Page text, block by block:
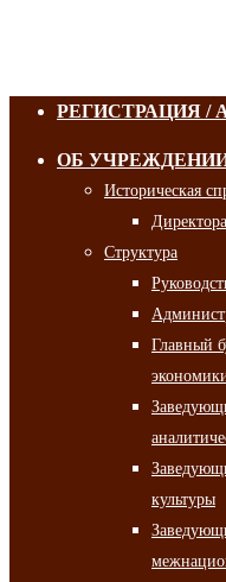
РЕГИСТРАЦИЯ /
ОБ
Историческая
Структура
Главный
культуры